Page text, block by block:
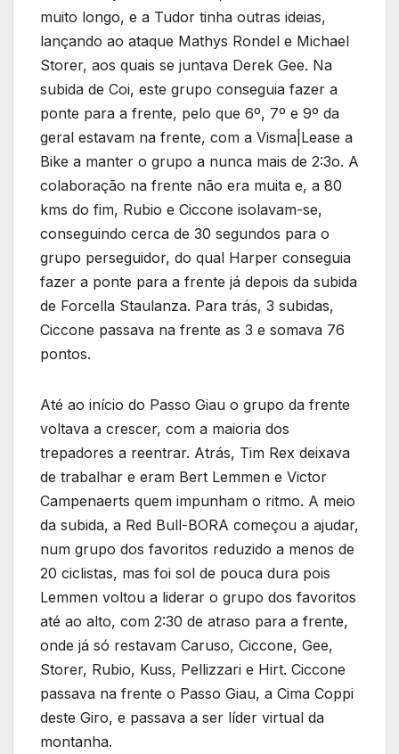
muito longo, e a Tudor tinha outras ideias,
lançando ao ataque Mathys Rondel e Michael
Storer, aos quais se juntava Derek Gee. Na
subida de Coi, este grupo conseguia fazer a
ponte para a frente, pelo que 6º, 7º e 9º da
geral estavam na frente, com a Visma|Lease a
Bike a manter o grupo a nunca mais de 2:3o. A
colaboração na frente não era muita e, a 80
kms do fim, Rubio e Ciccone isolavam-se,
conseguindo cerca de 30 segundos para o
grupo perseguidor, do qual Harper conseguia
fazer a ponte para a frente já depois da subida
de Forcella Staulanza. Para trás, 3 subidas,
Ciccone passava na frente as 3 e somava 76
pontos.
Até ao início do Passo Giau o grupo da frente
voltava a crescer, com a maioria dos
trepadores a reentrar. Atrás, Tim Rex deixava
de trabalhar e eram Bert Lemmen e Victor
Campenaerts quem impunham o ritmo. A meio
da subida, a Red Bull-BORA começou a ajudar,
num grupo dos favoritos reduzido a menos de
20 ciclistas, mas foi sol de pouca dura pois
Lemmen voltou a liderar o grupo dos favoritos
até ao alto, com 2:30 de atraso para a frente,
onde já só restavam Caruso, Ciccone, Gee,
Storer, Rubio, Kuss, Pellizzari e Hirt. Ciccone
passava na frente o Passo Giau, a Cima Coppi
deste Giro, e passava a ser líder virtual da
montanha.